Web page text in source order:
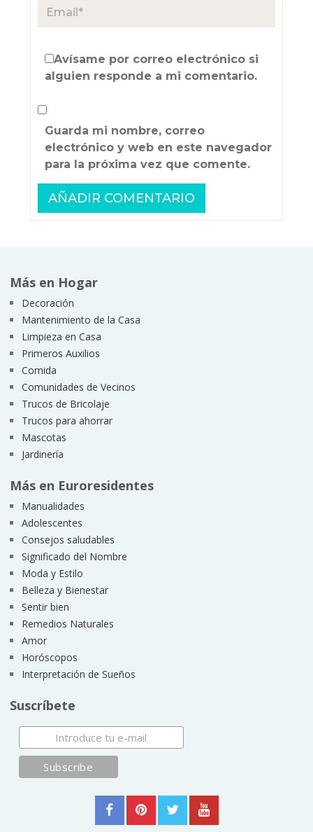
Avísame por correo electrónico si
alguien responde a mi comentario.
Guarda mi nombre, correo
electrónico y web en este navegador
para la próxima vez que comente.
Más en Hogar
Decoración
Mantenimiento de la Casa
Limpieza en Casa
Primeros Auxilios
Comida
Comunidades de Vecinos
Trucos de Bricolaje
Trucos para ahorrar
Mascotas
Jardinería
Más en Euroresidentes
Manualidades
Adolescentes
Consejos saludables
Significado del Nombre
Moda y Estilo
Belleza y Bienestar
Sentir bien
Remedios Naturales
Amor
Horóscopos
Interpretación de Sueños
Suscríbete